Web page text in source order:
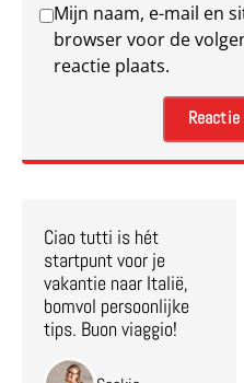
Mijn naam, e-mail en
browser voor de
reactie plaats.
Ciao tutti is hét
startpunt voor je
vakantie naar Italië,
bomvol persoonlijke
tips. Buon viaggio!